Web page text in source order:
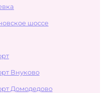
шоссе
Внуково
Домодедово